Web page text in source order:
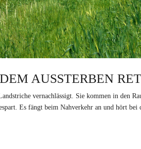
AUSSTERBEN
vernachlässigt. Sie kommen in den
Es fängt beim Nahverkehr an und hört bei